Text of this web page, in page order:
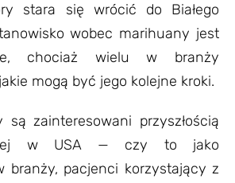
stara się wrócić do Białego
wobec marihuany jest
chociaż wielu w branży
mogą być jego kolejne kroki.
zainteresowani przyszłością
w USA — czy to jako
branży, pacjenci korzystający z